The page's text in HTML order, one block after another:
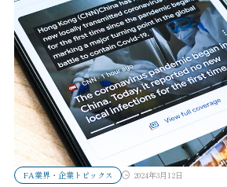
FA業界・企業トピックス 2024年3月12日